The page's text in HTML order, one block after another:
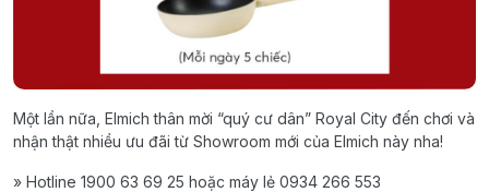
Một lần nữa, Elmich thân mời “quý cư dân” Royal City đến chơi và
nhận thật nhiều ưu đãi từ Showroom mới của Elmich này nha!
» Hotline 1900 63 69 25 hoặc máy lẻ 0934 266 553